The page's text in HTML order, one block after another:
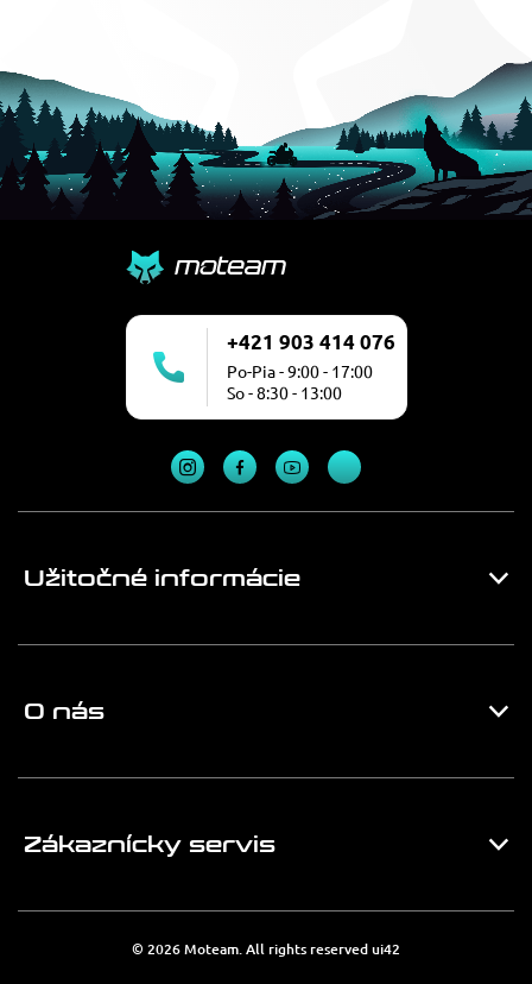
+421 903 414 076
Po-Pia - 9:00 - 17:00
So - 8:30 - 13:00
Užitočné informácie
O nás
Zákaznícky servis
© 2026 Moteam. All rights reservedui42